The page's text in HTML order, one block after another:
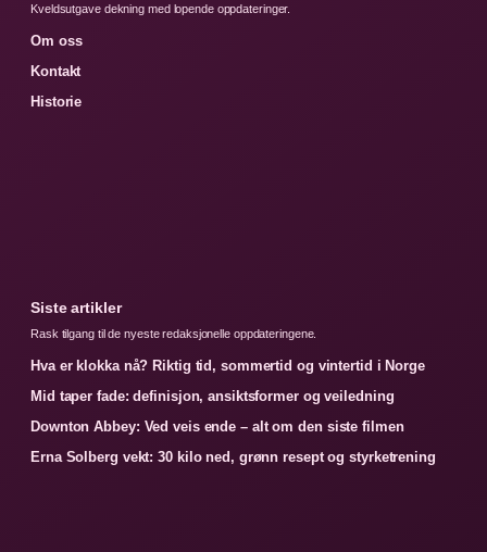
Kveldsutgave dekning med lopende oppdateringer.
Om oss
Kontakt
Historie
Siste artikler
Rask tilgang til de nyeste redaksjonelle oppdateringene.
Hva er klokka nå? Riktig tid, sommertid og vintertid i Norge
Mid taper fade: definisjon, ansiktsformer og veiledning
Downton Abbey: Ved veis ende – alt om den siste filmen
Erna Solberg vekt: 30 kilo ned, grønn resept og styrketrening